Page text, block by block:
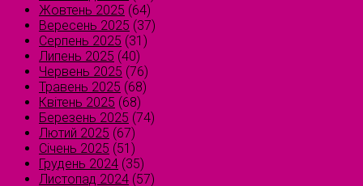
Жовтень 2025 (64)
Вересень 2025 (37)
Серпень 2025 (31)
Липень 2025 (40)
Червень 2025 (76)
Травень 2025 (68)
Квітень 2025 (68)
Березень 2025 (74)
Лютий 2025 (67)
Січень 2025 (51)
Грудень 2024 (35)
Листопад 2024 (57)